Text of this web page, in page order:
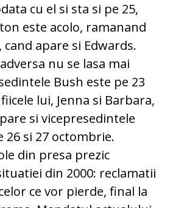
cu el si sta si pe 25,
este acolo, ramanand
cand apare si Edwards.
nu se lasa mai
Bush este pe 23
lui, Jenna si Barbara,
si vicepresedintele
26 si 27 octombrie.
din presa prezic
din 2000: reclamatii
ce vor pierde, final la